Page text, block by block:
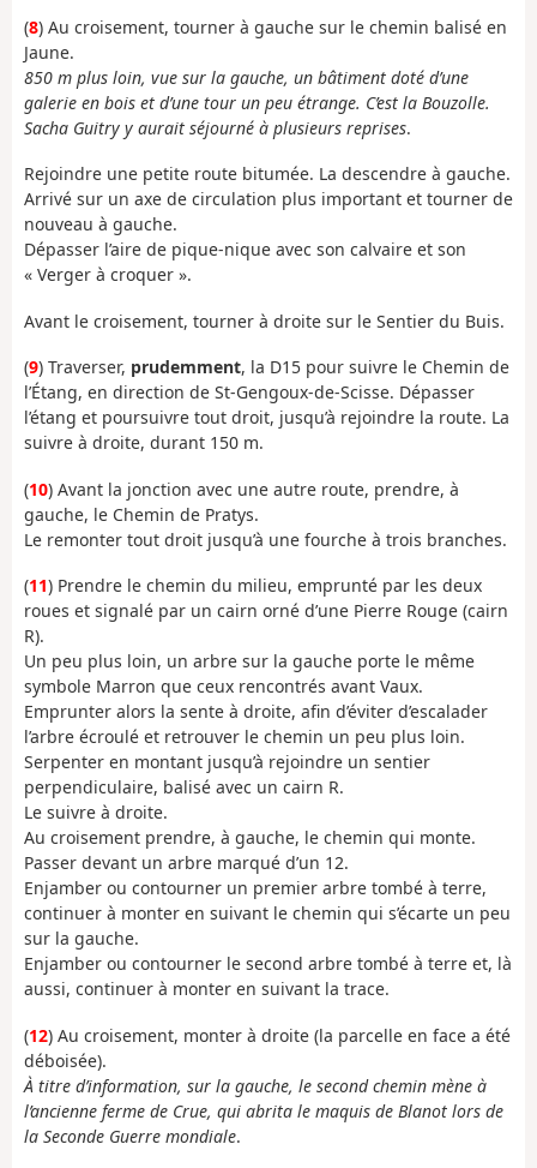
(8) Au croisement, tourner à gauche sur le chemin balisé en
Jaune.
850 m plus loin, vue sur la gauche, un bâtiment doté d’une
galerie en bois et d’une tour un peu étrange. C’est la Bouzolle.
Sacha Guitry y aurait séjourné à plusieurs reprises.
Rejoindre une petite route bitumée. La descendre à gauche.
Arrivé sur un axe de circulation plus important et tourner de
nouveau à gauche.
Dépasser l’aire de pique-nique avec son calvaire et son
« Verger à croquer ».
Avant le croisement, tourner à droite sur le Sentier du Buis.
(9) Traverser, prudemment, la D15 pour suivre le Chemin de
l’Étang, en direction de St-Gengoux-de-Scisse. Dépasser
l’étang et poursuivre tout droit, jusqu’à rejoindre la route. La
suivre à droite, durant 150 m.
(10) Avant la jonction avec une autre route, prendre, à
gauche, le Chemin de Pratys.
Le remonter tout droit jusqu’à une fourche à trois branches.
(11) Prendre le chemin du milieu, emprunté par les deux
roues et signalé par un cairn orné d’une Pierre Rouge (cairn
R).
Un peu plus loin, un arbre sur la gauche porte le même
symbole Marron que ceux rencontrés avant Vaux.
Emprunter alors la sente à droite, afin d’éviter d’escalader
l’arbre écroulé et retrouver le chemin un peu plus loin.
Serpenter en montant jusqu’à rejoindre un sentier
perpendiculaire, balisé avec un cairn R.
Le suivre à droite.
Au croisement prendre, à gauche, le chemin qui monte.
Passer devant un arbre marqué d’un 12.
Enjamber ou contourner un premier arbre tombé à terre,
continuer à monter en suivant le chemin qui s’écarte un peu
sur la gauche.
Enjamber ou contourner le second arbre tombé à terre et, là
aussi, continuer à monter en suivant la trace.
(12) Au croisement, monter à droite (la parcelle en face a été
déboisée).
À titre d’information, sur la gauche, le second chemin mène à
l’ancienne ferme de Crue, qui abrita le maquis de Blanot lors de
la Seconde Guerre mondiale.